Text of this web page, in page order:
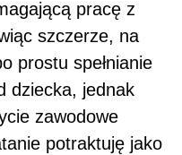
pracę z
szczerze, na
prostu spełnianie
dziecka, jednak
zawodowe
potraktuję jako